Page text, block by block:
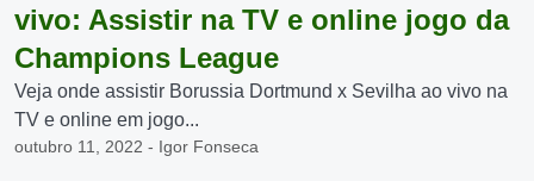
vivo: Assistir na TV e online jogo da
Champions League
Veja onde assistir Borussia Dortmund x Sevilha ao vivo na
TV e online em jogo...
outubro 11, 2022 - Igor Fonseca